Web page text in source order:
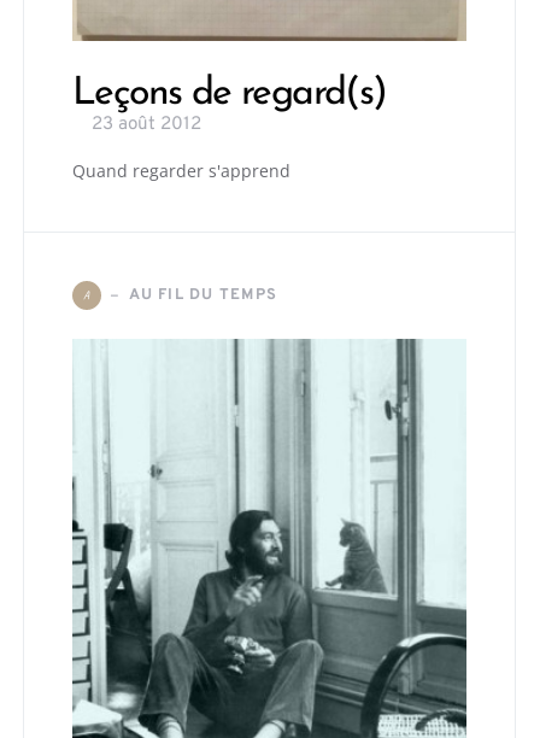
Leçons de regard(s)
23 août 2012
Quand regarder s'apprend
A AU FIL DU TEMPS